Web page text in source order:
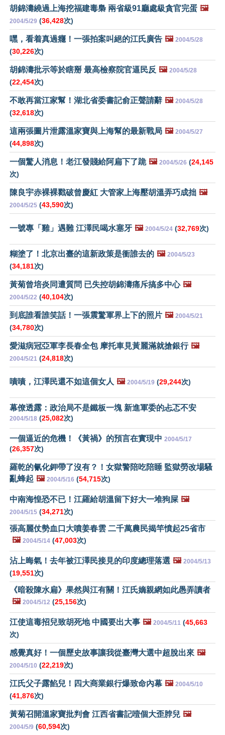
胡錦濤繞過上海挖福建毒梟 兩省級91廳處級貪官完蛋 🖼️
2004/5/29 (36,428次)
嘿，看着真過癮！一張拍案叫絕的江氏廣告 🖼️ 2004/5/28
(30,226次)
胡錦濤批示等於瞎掰 最高檢察院官逼民反 🖼️ 2004/5/28
(22,454次)
不敢再當江家幫！湖北省委書記俞正聲請辭 🖼️ 2004/5/28
(32,618次)
這兩張圖片泄露溫家寶與上海幫的最新戰局 🖼️ 2004/5/27
(44,898次)
一個驚人消息！老江發賤給阿扁下了跪 🖼️ 2004/5/26 (24,145
次)
陳良宇赤裸裸戳破曾慶紅 大管家上海壓胡溫弄巧成拙 🖼️
2004/5/25 (43,590次)
一號專「雞」遇難 江澤民喝水塞牙 🖼️ 2004/5/24 (32,769次)
糊塗了！北京出臺的這新政策是衝誰去的 🖼️ 2004/5/23
(34,181次)
黃菊曾培炎同遭質問 已失控胡錦濤痛斥搞多中心 🖼️
2004/5/22 (40,104次)
到底誰看誰笑話！一張震驚軍界上下的照片 🖼️ 2004/5/21
(34,780次)
愛滋病冠亞軍李長春全包 摩托車見黃麗滿就搶銀行 🖼️
2004/5/21 (24,818次)
嘖嘖，江澤民還不如這個女人 🖼️ 2004/5/19 (29,244次)
幕僚透露：政治局不是鐵板一塊 新進軍委的忐忑不安
2004/5/18 (25,082次)
一個逼近的危機！《黃禍》的預言在實現中 2004/5/17
(26,357次)
羅乾的氰化鉀帶了沒有？！女獄警陪吃陪睡 監獄勞改場騷
亂蜂起 🖼️ 2004/5/16 (54,715次)
中南海惶恐不已！江羅給胡溫留下好大一堆狗屎 🖼️
2004/5/15 (34,271次)
張高麗仗勢血口大噴姜春雲 二千萬農民揭竿憤起25省市
🖼️ 2004/5/14 (47,003次)
沾上晦氣！去年被江澤民接見的印度總理落選 🖼️ 2004/5/13
(19,551次)
《暗殺陳水扁》果然與江有關！江氏嫡親網如此愚弄讀者
🖼️ 2004/5/12 (25,156次)
江使這毒招兒致胡死地 中國要出大事 🖼️ 2004/5/11 (45,663
次)
感覺真好！一個歷史故事讓我從臺灣大選中超脫出來 🖼️
2004/5/10 (22,219次)
江氏父子露餡兒！四大商業銀行爆致命內幕 🖼️ 2004/5/10
(41,876次)
黃菊召開溫家寶批判會 江西省書記噎個大歪脖兒 🖼️
2004/5/9 (60,594次)